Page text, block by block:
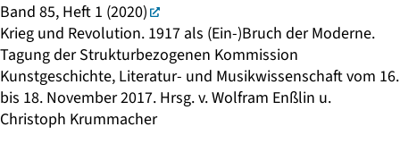
Band 85, Heft 1 (2020)
Krieg und Revolution. 1917 als (Ein-)Bruch der Moderne.
Tagung der Strukturbezogenen Kommission
Kunstgeschichte, Literatur- und Musikwissenschaft vom 16.
bis 18. November 2017. Hrsg. v. Wolfram Enßlin u.
Christoph Krummacher